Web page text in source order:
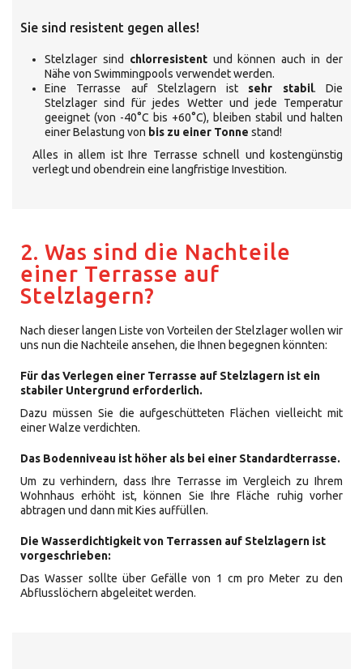
Sie sind resistent gegen alles!
Stelzlager sind chlorresistentund können auch in der
Nähe von Swimmingpools verwendet werden.
Eine Terrasse auf Stelzlagern ist sehr stabil. Die
Stelzlager sind für jedes Wetter und jede Temperatur
geeignet (von -40°C bis +60°C), bleiben stabil und halten
einer Belastung von bis zu einer Tonne stand!
Alles in allem ist Ihre Terrasse schnell und kostengünstig
verlegt und obendrein eine langfristige Investition.
2. Was sind die Nachteile
einer Terrasse auf
Stelzlagern?
Nach dieser langen Liste von Vorteilen der Stelzlager wollen wir
uns nun die Nachteile ansehen, die Ihnen begegnen könnten:
Für das Verlegen einer Terrasse auf Stelzlagern ist ein
stabiler Untergrund erforderlich.
Dazu müssen Sie die aufgeschütteten Flächen vielleicht mit
einer Walze verdichten.
Das Bodenniveau ist höher als bei einer Standardterrasse.
Um zu verhindern, dass Ihre Terrasse im Vergleich zu Ihrem
Wohnhaus erhöht ist, können Sie Ihre Fläche ruhig vorher
abtragen und dann mit Kies auffüllen.
Die Wasserdichtigkeit von Terrassen auf Stelzlagern ist
vorgeschrieben:
Das Wasser sollte über Gefälle von 1 cm pro Meter zu den
Abflusslöchern abgeleitet werden.